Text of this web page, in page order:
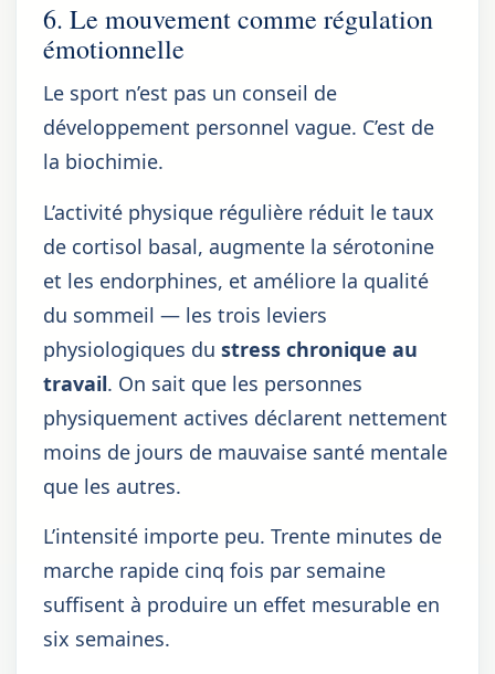
6. Le mouvement comme régulation
émotionnelle
Le sport n’est pas un conseil de
développement personnel vague. C’est de
la biochimie.
L’activité physique régulière réduit le taux
de cortisol basal, augmente la sérotonine
et les endorphines, et améliore la qualité
du sommeil — les trois leviers
physiologiques du stress chronique au
travail. On sait que les personnes
physiquement actives déclarent nettement
moins de jours de mauvaise santé mentale
que les autres.
L’intensité importe peu. Trente minutes de
marche rapide cinq fois par semaine
suffisent à produire un effet mesurable en
six semaines.